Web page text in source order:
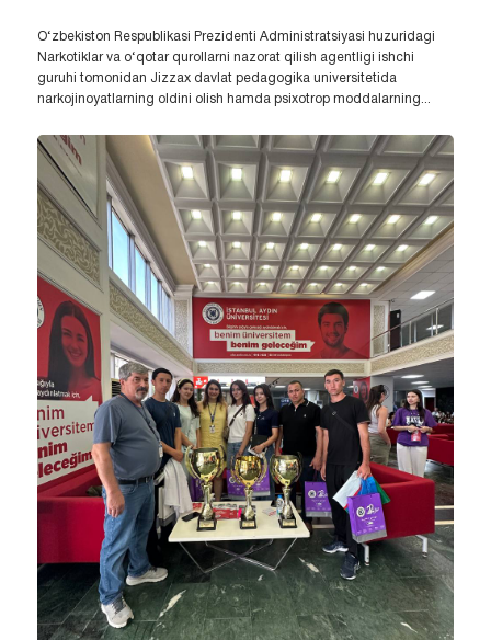
O‘zbekiston Respublikasi Prezidenti Administratsiyasi huzuridagi
Narkotiklar va o‘qotar qurollarni nazorat qilish agentligi ishchi
guruhi tomonidan Jizzax davlat pedagogika universitetida
narkojinoyatlarning oldini olish hamda psixotrop moddalarning...